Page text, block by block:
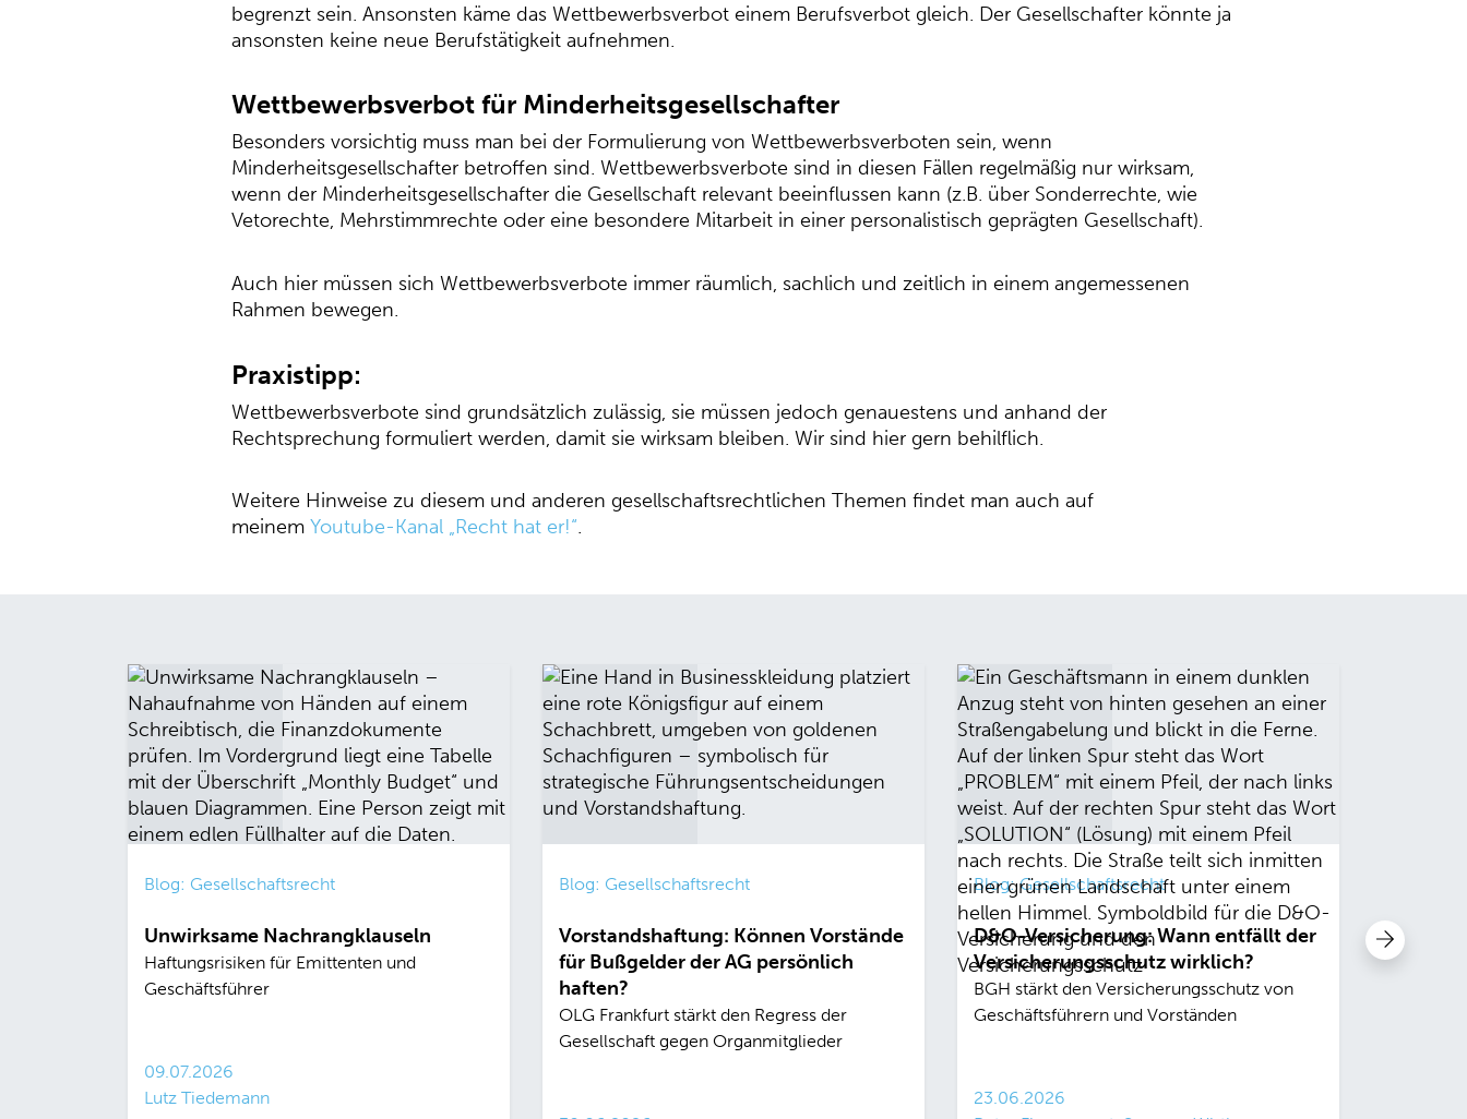
begrenzt sein. Ansonsten käme das Wettbewerbsverbot einem Berufsverbot gleich. Der Gesellschafter könnte ja
ansonsten keine neue Berufstätigkeit aufnehmen.
Wettbewerbsverbot für Minderheitsgesellschafter
Besonders vorsichtig muss man bei der Formulierung von Wettbewerbsverboten sein, wenn
Minderheitsgesellschafter betroffen sind. Wettbewerbsverbote sind in diesen Fällen regelmäßig nur wirksam,
wenn der Minderheitsgesellschafter die Gesellschaft relevant beeinflussen kann (z.B. über Sonderrechte, wie
Vetorechte, Mehrstimmrechte oder eine besondere Mitarbeit in einer personalistisch geprägten Gesellschaft).
Auch hier müssen sich Wettbewerbsverbote immer räumlich, sachlich und zeitlich in einem angemessenen
Rahmen bewegen.
Praxistipp:
Wettbewerbsverbote sind grundsätzlich zulässig, sie müssen jedoch genauestens und anhand der
Rechtsprechung formuliert werden, damit sie wirksam bleiben. Wir sind hier gern behilflich.
Weitere Hinweise zu diesem und anderen gesellschaftsrechtlichen Themen findet man auch auf
meinem Youtube-Kanal „Recht hat er!“.
Blog: Gesellschaftsrecht
Unwirksame Nachrangklauseln
Haftungsrisiken für Emittenten und
Geschäftsführer
09.07.2026
Lutz Tiedemann
Blog: Gesellschaftsrecht
Vorstandshaftung: Können Vorstände
für Bußgelder der AG persönlich
haften?
OLG Frankfurt stärkt den Regress der
Gesellschaft gegen Organmitglieder
Blog: Gesellschaftsrecht
D&O-Versicherung: Wann entfällt der
Versicherungsschutz wirklich?
BGH stärkt den Versicherungsschutz von
Geschäftsführern und Vorständen
23.06.2026